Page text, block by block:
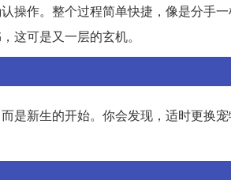
操作。整个过程简单快捷，像是分手一
这可是又一层的玄机。
是新生的开始。你会发现，适时更换